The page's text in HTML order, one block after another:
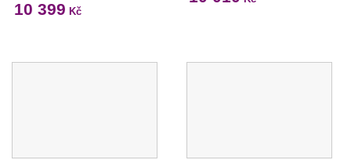
10 399 Kč